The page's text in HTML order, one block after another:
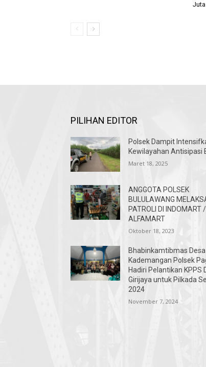
Juta
PILIHAN EDITOR
Polsek Dampit
Kewilayahan Antisipasi
Maret 18, 2025
ANGGOTA POLSEK
BULULAWANG
PATROLI DI INDOMART /
ALFAMART
Oktober 18, 2023
Bhabinkamtibmas Desa
Kademangan Polsek
Hadiri Pelantikan KPPS
Girijaya untuk Pilkada
2024
November 7, 2024